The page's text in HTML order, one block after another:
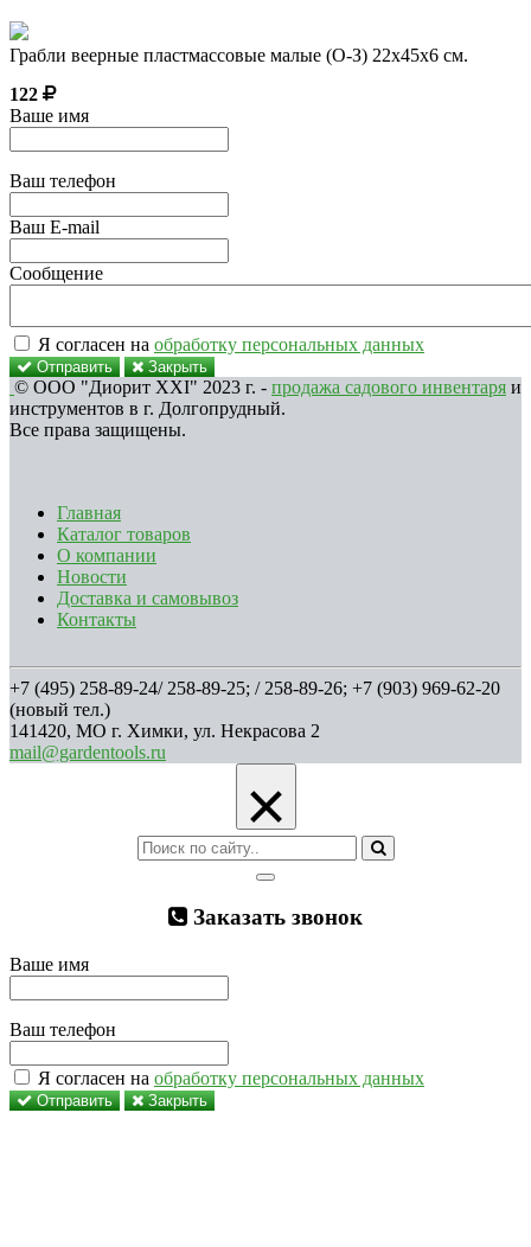
Грабли веерные пластмассовые малые (О-З) 22х45х6 см.
122
Ваше имя
Ваш телефон
Ваш E-mail
Сообщение
Я согласен на обработку персональных данных
Отправить Закрыть
© ООО "Диорит XXI" 2023 г. - продажа садового инвентаря и
инструментов в г. Долгопрудный.
Все права защищены.
Главная
Каталог товаров
О компании
Новости
Доставка и самовывоз
Контакты
+7 (495) 258-89-24/ 258-89-25; / 258-89-26; +7 (903) 969-62-20
(новый тел.)
141420, МО г. Химки, ул. Некрасова 2
mail@gardentools.ru
×
Заказать звонок
Ваше имя
Ваш телефон
Я согласен на обработку персональных данных
Отправить Закрыть